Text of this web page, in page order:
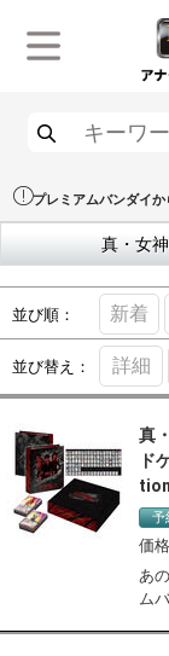
プレミアムバンダイ
真・女
並び順： 新着
並び替え： 詳細
真
ド
tion
予
あ
ム